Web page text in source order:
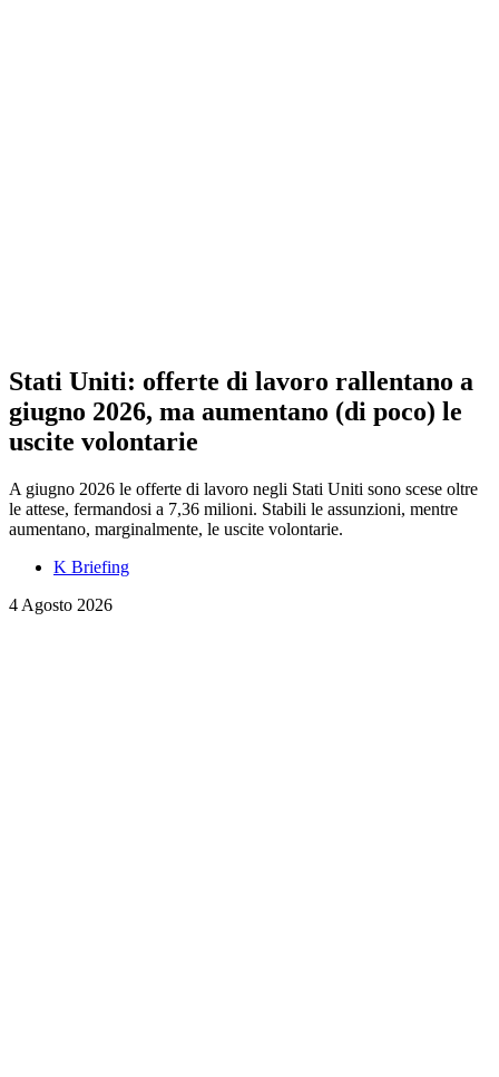
Stati Uniti: offerte di lavoro rallentano a
giugno 2026, ma aumentano (di poco) le
uscite volontarie
A giugno 2026 le offerte di lavoro negli Stati Uniti sono scese oltre
le attese, fermandosi a 7,36 milioni. Stabili le assunzioni, mentre
aumentano, marginalmente, le uscite volontarie.
K Briefing
4 Agosto 2026